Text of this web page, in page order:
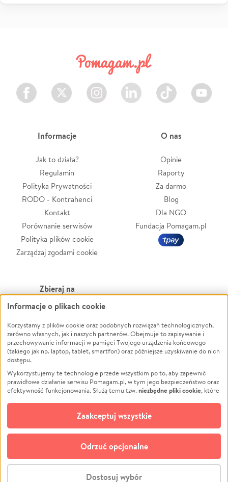
Facebook Twitter Instagram LinkedIn TikTok Youtube
Informacje
Jak to działa?
Regulamin
Polityka Prywatności
RODO - Kontrahenci
Kontakt
Porównanie serwisów
Polityka plików cookie
Zarządzaj zgodami cookie
O nas
Opinie
Raporty
Za darmo
Blog
Dla NGO
Fundacja Pomagam.pl
Zbieraj na
Leczenie
Zwierzęta
Pożar
Ukraina
Pomoc Finansowa
Projekty
Pogrzeb
Społeczność lokalna
Kultura
Powódź
Wichura
NGO
Edukacja
Podróż
Impreza
Ochrona środowiska
Biznes
© CROWDING SP. Z O.O.
Informacje o plikach cookie
Korzystamy z plików cookie oraz podobnych rozwiązań technologicznych,
zarówno własnych, jak i naszych partnerów. Obejmuje to zapisywanie i
przechowywanie informacji w pamięci Twojego urządzenia końcowego
(takiego jak np. laptop, tablet, smartfon) oraz późniejsze uzyskiwanie do nich
dostępu.
Wykorzystujemy te technologie przede wszystkim po to, aby zapewnić
prawidłowe działanie serwisu Pomagam.pl, w tym jego bezpieczeństwo oraz
efektywność funkcjonowania. Służą temu tzw.niezbędne pliki cookie, które
opcjonalnych plików cookie
technologii do celów analitycznych i retargetingowych. Możesz wyrazić
zgodę na ich stosowanie lub jej odmówić. W dowolnym momencie masz
możliwość zmiany swoich preferencji na stronie „Zarządzaj zgodami cookie”,
do której link znajdziesz w stopce serwisu Pomagam.pl. Opcjonalne pliki
cookie wykorzystywane są w następujących celach:
działanie serwisu Pomagam.pl. Dzięki nim możemy zrozumieć, jak
Dostosuj wybór
Odrzuć opcjonalne
Zaakceptuj wszystkie